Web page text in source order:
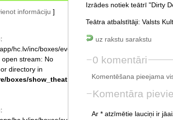
Izrādes notiek teātrī "Dirty
Teātra atbalstītāji: Valsts
uz rakstu sarakstu
0 komentāri
Komentēšana pieejama
Komentāra
Ar * atzīmētie lauciņi ir
informāciju ]
:
hc.lv/inc/boxes/events.php):
open stream: No
directory in
boxes/show_theatre.php
: